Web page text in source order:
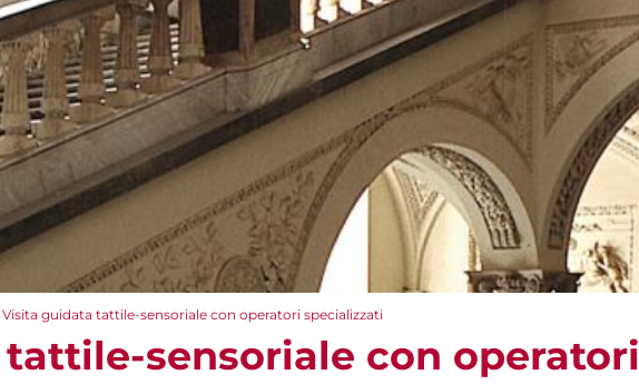
Visita guidata tattile-sensoriale con operatori specializzati
sensoriale con operatori